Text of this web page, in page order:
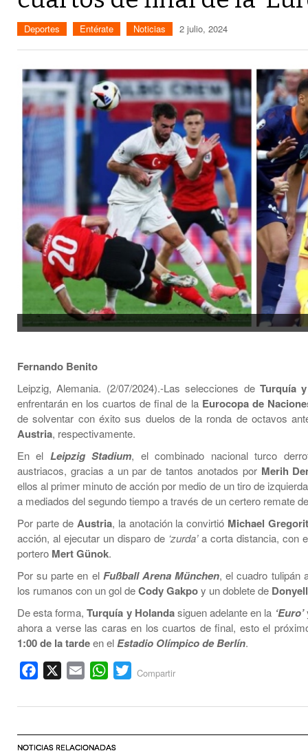
Deportes Entérate Noticias 2 julio, 2024
Fernando Benito
Leipzig, Alemania. (2/07/2024).-Las selecciones deTurquía y
enfrentarán en los cuartos de final de la Eurocopa de
de solventar con éxito sus duelos de la ronda de octavos
Austria, respectivamente.
En el Leipzig Stadium, el combinado nacional turco
austriacos, gracias a un par de tantos anotados por Merih
ellos al primer minuto de acción por medio de un tiro de
a mediados del segundo tiempo a través de un certero remate
Por parte de Austria, la anotación la convirtió Michael
acción, al ejecutar un disparo de ‘zurda’a corta distancia, con
portero Mert Günok.
Por su parte en el Fußball Arena München, el cuadro tulipán
los rumanos con un gol deCody Gakpoy un doblete de
De esta forma,Turquía y Holandasiguen adelante en la ‘Euro’
ahora a verse las caras en los cuartos de final, esto el
1:00 de la tardeen elEstadio Olímpico de Berlín.
Facebook Email WhatsApp
Twitter
Compartir
NOTICIAS RELACIONADAS